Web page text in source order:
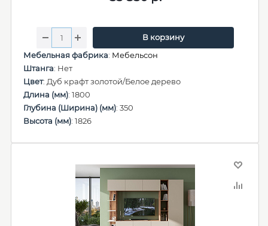
В корзину
Мебельная фабрика: Мебельсон
Штанга: Нет
Цвет: Дуб крафт золотой/Белое дерево
Длина (мм): 1800
Глубина (Ширина) (мм): 350
Высота (мм): 1826